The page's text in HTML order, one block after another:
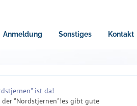
Anmeldung Sonstiges Kontakt
ist da!
der "Nordstjernen"!es gibt gute